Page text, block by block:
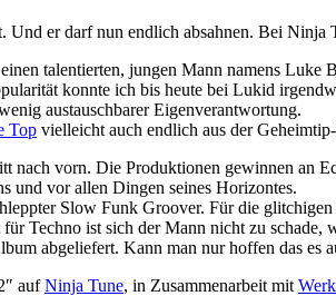
Und er darf nun endlich absahnen. Bei Ninja
talentierten, jungen Mann namens
konnte ich bis heute bei Lukid
austauschbarer Eigenverantwortung.
Top vielleicht auch endlich aus der
nach vorn. Die Produktionen gewinnen an
und vor allen Dingen seines Horizontes.
Slow Funk Groover. Für die
für Techno ist sich der Mann nicht zu schade,
abgeliefert. Kann man nur hoffen das es
aufNinja Tune, in Zusammenarbeit mit